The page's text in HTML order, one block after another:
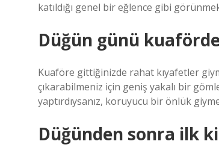
katıldığı genel bir eğlence gibi
Düğün günü
Kuaföre gittiğinizde rahat kıyafetler
çıkarabilmeniz için geniş yakalı bir
yaptırdıysanız, koruyucu bir önlük
Düğünden sonra ilk